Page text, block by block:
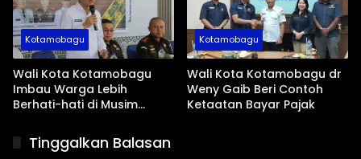
Kotamobagu
Wali Kota Kotamobagu
Imbau Warga Lebih
Berhati-hati di Musim
Kotamobagu
Wali Kota Kotamobagu dr
Weny Gaib Beri Contoh
Ketaatan Bayar Pajak
Tinggalkan Balasan